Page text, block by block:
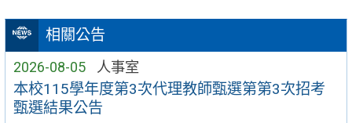
相關公告
2026-08-05 人事室
本校115學年度第3次代理教師甄選第第3次招考
甄選結果公告